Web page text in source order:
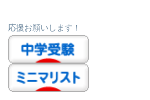
応援お願いします！